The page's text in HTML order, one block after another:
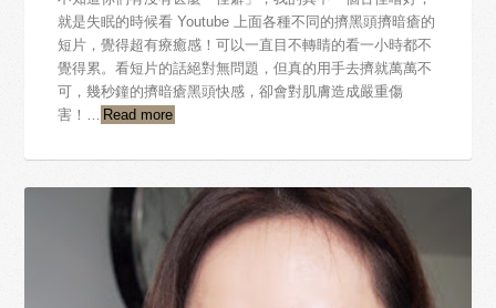
就是失眠的時候看 Youtube 上面各種不同的擠黑頭擠暗瘡的
短片，覺得超有療癒感！可以一直目不轉睛的看一小時都不
覺得累。看短片的話絕對無問題，但真的用手去擠就萬萬不
可，幾秒鐘的擠暗瘡黑頭快感，卻會對肌膚造成嚴重傷
害！…
Read more